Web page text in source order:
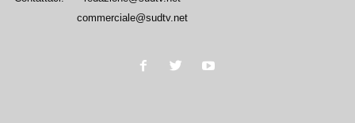
commerciale@sudtv.net